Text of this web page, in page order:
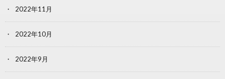
2022年11月
2022年10月
2022年9月